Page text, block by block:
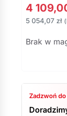
4
5 054,07 zł
Brak w
Zadzwoń do